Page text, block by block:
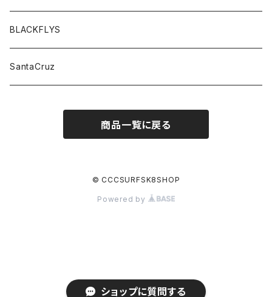
ショップに質問する
BLACKFLYS
SantaCruz
商品一覧に戻る
© CCCSURFSK8SHOP
Powered by